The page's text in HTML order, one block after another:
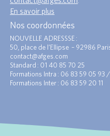
En savoir plus
Nos coordonnées
NOUVELLE ADRESSSE :
50, place de l’Ellipse – 92986
contact@afges.com
Standard : 01 40 85 70 25
Formations Intra : 06 83 59 05 93
Formations Inter : 06 83 59 20 11